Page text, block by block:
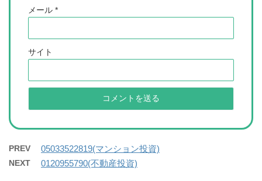
メール *
サイト
PREV 05033522819(マンション投資)
NEXT 0120955790(不動産投資)